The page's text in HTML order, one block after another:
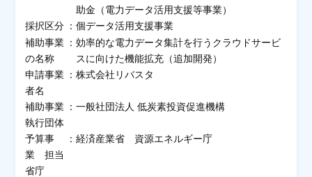
助金（電力データ活用支援等事業）
採択区分 ：個データ活用支援事業
補助事業
の名称
：効率的な電力データ集計を行うクラウドサービ
スに向けた機能拡充（追加開発）
申請事業
者名
：株式会社リバスタ
補助事業
執行団体
：一般社団法人 低炭素投資促進機構
予算事
業 担当
省庁
：経済産業省 資源エネルギー庁